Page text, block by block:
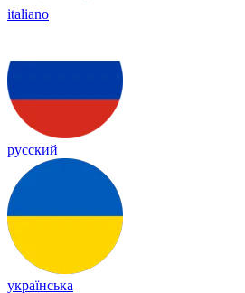
italiano
русский
українська